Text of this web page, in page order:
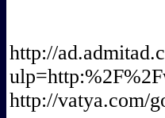
http://
http://vatya.com/